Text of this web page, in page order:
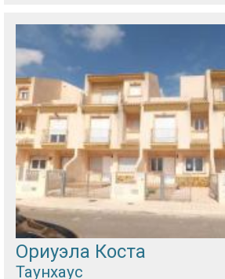
Ориуэла Коста
Таунхаус